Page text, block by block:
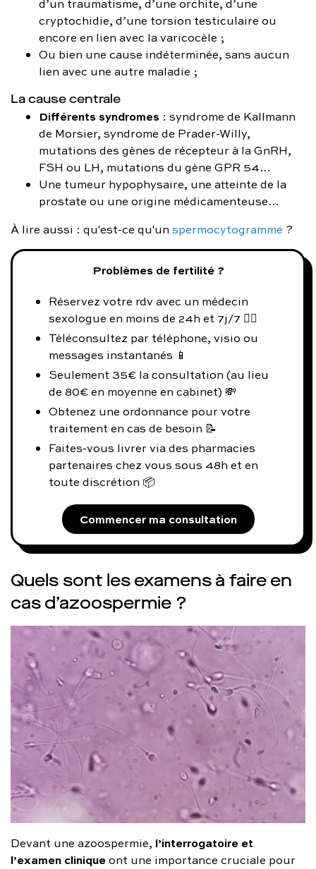
d’un traumatisme, d’une orchite, d’une
cryptochidie, d’une torsion testiculaire ou
encore en lien avec la varicocèle ;
Ou bien une cause indéterminée, sans aucun
lien avec une autre maladie ;
La cause centrale
Différents syndromes : syndrome de Kallmann
de Morsier, syndrome de Prader-Willy,
mutations des gènes de récepteur à la GnRH,
FSH ou LH, mutations du gène GPR 54…
Une tumeur hypophysaire, une atteinte de la
prostate ou une origine médicamenteuse…
À lire aussi : qu'est-ce qu'un spermocytogramme ?
Problèmes de fertilité ?
Réservez votre rdv avec un médecin
sexologue en moins de 24h et 7j/7 👨‍⚕️
Téléconsultez par téléphone, visio ou
messages instantanés 📱
Seulement 35€ la consultation (au lieu
de 80€ en moyenne en cabinet) 💸
Obtenez une ordonnance pour votre
traitement en cas de besoin 📝
Faites-vous livrer via des pharmacies
partenaires chez vous sous 48h et en
toute discrétion 📦
Commencer ma consultation
Quels sont les examens à faire en
cas d’azoospermie ?
Devant une azoospermie, l’interrogatoire et
l’examen cliniqueont une importance cruciale pour